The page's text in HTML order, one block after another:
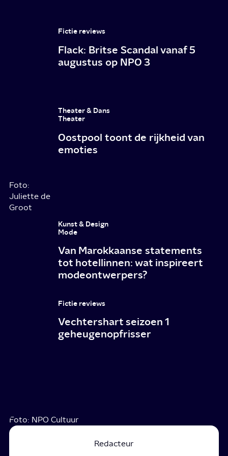
Fictie reviews
Flack: Britse Scandal vanaf 5
augustus op NPO 3
Foto:
Juliette de
Groot
Theater & Dans
Theater
Oostpool toont de rijkheid van
emoties
Kunst & Design
Mode
Van Marokkaanse statements
tot hotellinnen: wat inspireert
modeontwerpers?
Fictie reviews
Vechtershart seizoen 1
geheugenopfrisser
Foto: NPO Cultuur
Redacteur